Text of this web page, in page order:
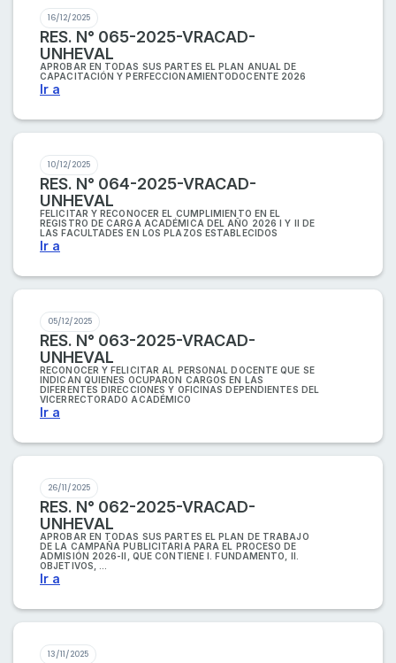
16/12/2025
RES. N° 065-2025-VRACAD-
UNHEVAL
APROBAR EN TODAS SUS PARTES EL PLAN ANUAL DE
CAPACITACIÓN Y PERFECCIONAMIENTODOCENTE 2026
Ir a
10/12/2025
RES. N° 064-2025-VRACAD-
UNHEVAL
FELICITAR Y RECONOCER EL CUMPLIMIENTO EN EL
REGISTRO DE CARGA ACADÉMICA DEL AÑO 2026 I Y II DE
LAS FACULTADES EN LOS PLAZOS ESTABLECIDOS
Ir a
05/12/2025
RES. N° 063-2025-VRACAD-
UNHEVAL
RECONOCER Y FELICITAR AL PERSONAL DOCENTE QUE SE
INDICAN QUIENES OCUPARON CARGOS EN LAS
DIFERENTES DIRECCIONES Y OFICINAS DEPENDIENTES DEL
VICERRECTORADO ACADÉMICO
Ir a
26/11/2025
RES. N° 062-2025-VRACAD-
UNHEVAL
APROBAR EN TODAS SUS PARTES EL PLAN DE TRABAJO
DE LA CAMPAÑA PUBLICITARIA PARA EL PROCESO DE
ADMISIÓN 2026-II, QUE CONTIENE I. FUNDAMENTO, II.
OBJETIVOS, ...
Ir a
13/11/2025